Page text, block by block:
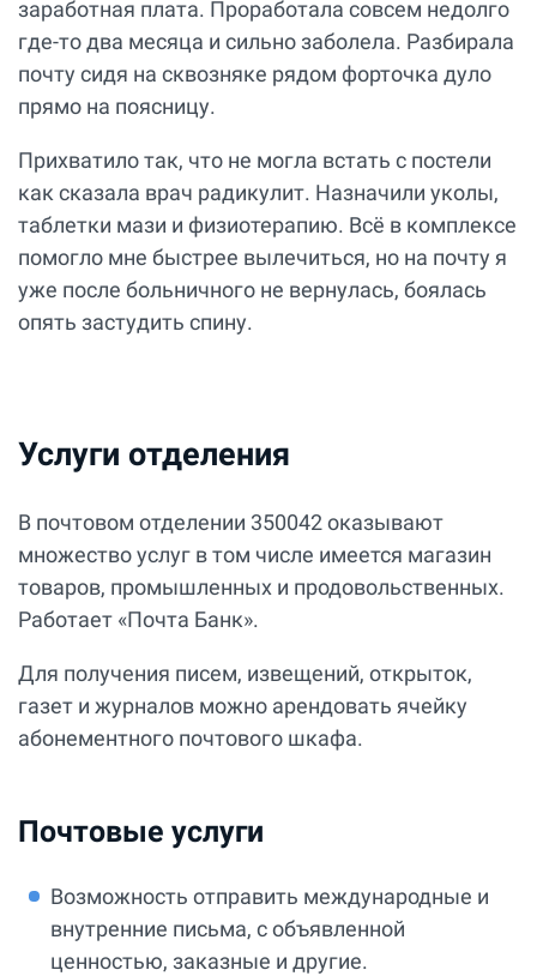
заработная плата. Проработала совсем недолго
где-то два месяца и сильно заболела. Разбирала
почту сидя на сквозняке рядом форточка дуло
прямо на поясницу.
Прихватило так, что не могла встать с постели
как сказала врач радикулит. Назначили уколы,
таблетки мази и физиотерапию. Всё в комплексе
помогло мне быстрее вылечиться, но на почту я
уже после больничного не вернулась, боялась
опять застудить спину.
Услуги отделения
В почтовом отделении 350042 оказывают
множество услуг в том числе имеется магазин
товаров, промышленных и продовольственных.
Работает «Почта Банк».
Для получения писем, извещений, открыток,
газет и журналов можно арендовать ячейку
абонементного почтового шкафа.
Почтовые услуги
Возможность отправить международные и
внутренние письма, с объявленной
ценностью, заказные и другие.